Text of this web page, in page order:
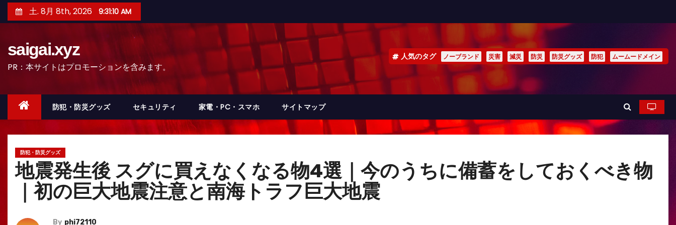
ン
ッ
土. 8月 8th, 2026 9:31:11 AM
saigai.xyz
PR：本サイトはプロモーションを含みます。
人気のタグ ノーブランド 災害 減災 防災 防災グッズ 防犯 ムームードメイン
防犯・防災グッズ セキュリティ 家電・PC・スマホ サイトマップ
防犯・防災グッズ
地震発生後 スグに買えなくなる物4選｜今のうちに備蓄をしておくべき物
｜初の巨大地震注意と南海トラフ巨大地震
By phi72110